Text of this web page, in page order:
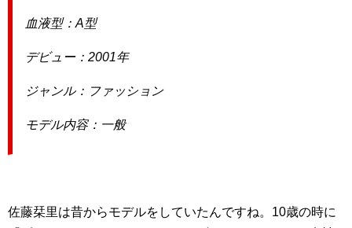
血液型：A型
デビュー：2001年
ジャンル：ファッション
モデル内容：一般
佐藤栞里は昔からモデルをしていたんですね。10歳の時に